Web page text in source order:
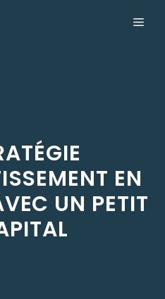
EN
UN PETIT